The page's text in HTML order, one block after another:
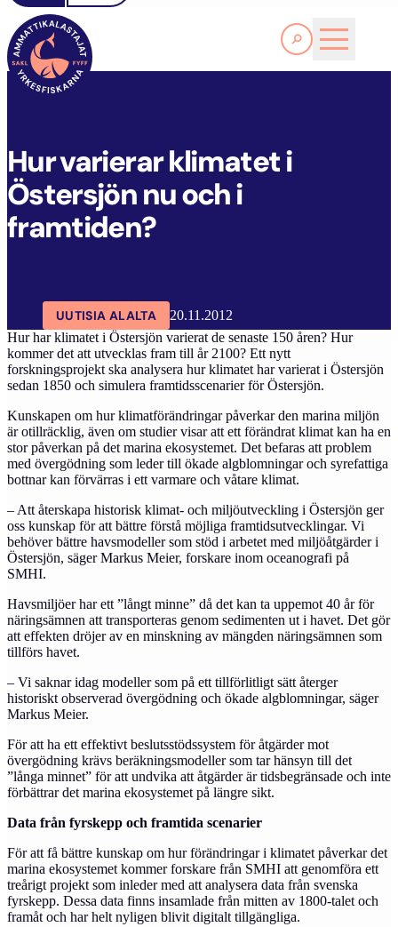
Lue lisää
SAKL
Hur varierar klimatet i
Östersjön nu och i
framtiden?
UUTISIA ALALTA
20.11.2012
Hur har klimatet i Östersjön varierat de senaste 150 åren? Hur
kommer det att utvecklas fram till år 2100? Ett nytt
forskningsprojekt ska analysera hur klimatet har varierat i Östersjön
sedan 1850 och simulera framtidsscenarier för Östersjön.
Kunskapen om hur klimatförändringar påverkar den marina miljön
är otillräcklig, även om studier visar att ett förändrat klimat kan ha en
stor påverkan på det marina ekosystemet. Det befaras att problem
med övergödning som leder till ökade algblomningar och syrefattiga
bottnar kan förvärras i ett varmare och våtare klimat.
– Att återskapa historisk klimat- och miljöutveckling i Östersjön ger
oss kunskap för att bättre förstå möjliga framtidsutvecklingar. Vi
behöver bättre havsmodeller som stöd i arbetet med miljöåtgärder i
Östersjön, säger Markus Meier, forskare inom oceanografi på
SMHI.
Havsmiljöer har ett ”långt minne” då det kan ta uppemot 40 år för
näringsämnen att transporteras genom sedimenten ut i havet. Det gör
att effekten dröjer av en minskning av mängden näringsämnen som
tillförs havet.
– Vi saknar idag modeller som på ett tillförlitligt sätt återger
historiskt observerad övergödning och ökade algblomningar, säger
Markus Meier.
För att ha ett effektivt beslutsstödssystem för åtgärder mot
övergödning krävs beräkningsmodeller som tar hänsyn till det
”långa minnet” för att undvika att åtgärder är tidsbegränsade och inte
förbättrar det marina ekosystemet på längre sikt.
Data från fyrskepp och framtida scenarier
För att få bättre kunskap om hur förändringar i klimatet påverkar det
marina ekosystemet kommer forskare från SMHI att genomföra ett
treårigt projekt som inleder med att analysera data från svenska
fyrskepp. Dessa data finns insamlade från mitten av 1800-talet och
framåt och har helt nyligen blivit digitalt tillgängliga.